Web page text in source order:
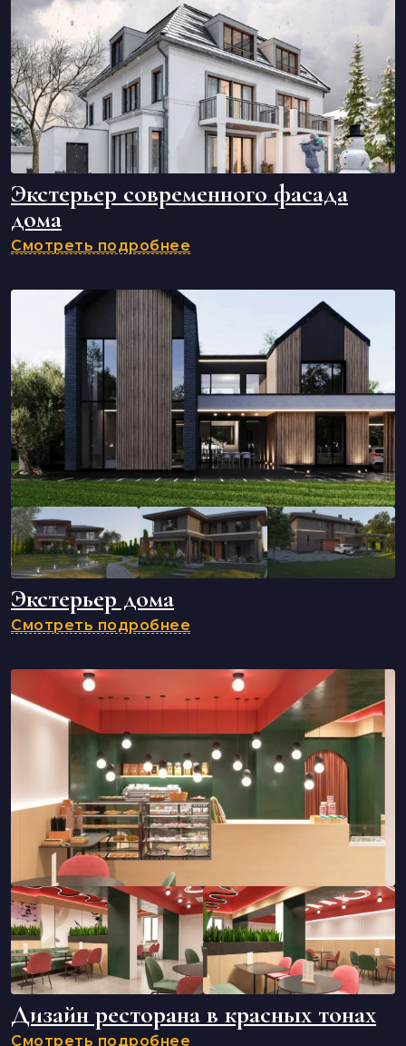
Экстерьер современного фасада
дома
Смотреть подробнее
Экстерьер дома
Смотреть подробнее
Дизайн ресторана в красных тонах
Смотреть подробнее